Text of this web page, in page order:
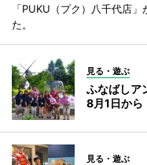
「PUKU（プク）八千代店
た。
見る・遊ぶ
ふなばしア
8月1日から
見る・遊ぶ